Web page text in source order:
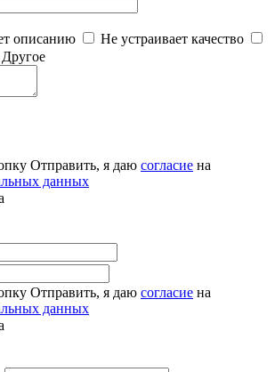
описанию
Не устраивает качество
Другое
Отправить, я даю согласие на
данных
Отправить, я даю согласие на
данных